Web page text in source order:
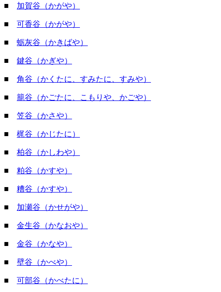
■ 加賀谷（かがや）
■ 可香谷（かがや）
■ 蛎灰谷（かきばや）
■ 鍵谷（かぎや）
■ 角谷（かくたに、すみたに、すみや）
■ 籠谷（かごたに、こもりや、かごや）
■ 笠谷（かさや）
■ 梶谷（かじたに）
■ 柏谷（かしわや）
■ 粕谷（かすや）
■ 糟谷（かすや）
■ 加瀬谷（かせがや）
■ 金生谷（かなおや）
■ 金谷（かなや）
■ 壁谷（かべや）
■ 可部谷（かべたに）